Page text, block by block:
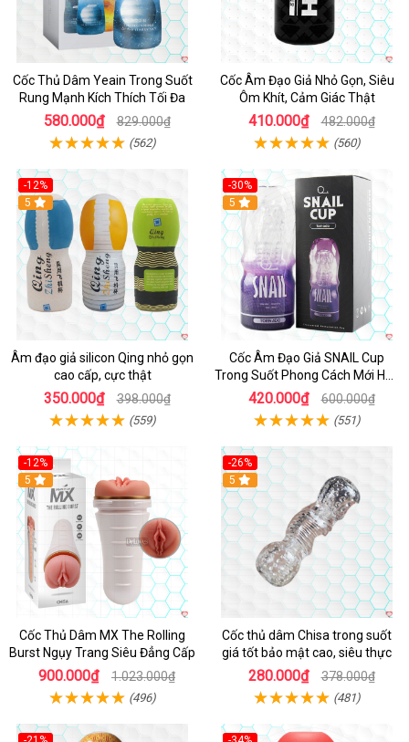
Cốc Thủ Dâm Yeain Trong Suốt
Rung Mạnh Kích Thích Tối Đa
580.000₫ 829.000₫
(562)
Cốc Âm Đạo Giả Nhỏ Gọn, Siêu
Ôm Khít, Cảm Giác Thật
410.000₫ 482.000₫
(560)
-12%
5
Âm đạo giả silicon Qing nhỏ gọn
cao cấp, cực thật
350.000₫ 398.000₫
(559)
-30%
5
Cốc Âm Đạo Giả SNAIL Cup
Trong Suốt Phong Cách Mới Hấp
Dẫn
420.000₫ 600.000₫
(551)
-12%
Hot
5
Cốc Thủ Dâm MX The Rolling
Burst Ngụy Trang Siêu Đẳng Cấp
900.000₫ 1.023.000₫
(496)
-26%
Hot
5
Cốc thủ dâm Chisa trong suốt
giá tốt bảo mật cao, siêu thực
280.000₫ 378.000₫
(481)